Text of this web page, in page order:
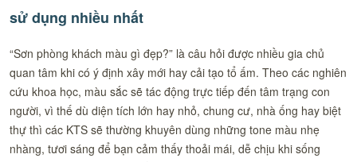
sử dụng nhiều nhất
“Sơn phòng khách màu gì đẹp?” là câu hỏi được nhiều gia chủ
quan tâm khi có ý định xây mới hay cải tạo tổ ấm. Theo các nghiên
cứu khoa học, màu sắc sẽ tác động trực tiếp đến tâm trạng con
người, vì thế dù diện tích lớn hay nhỏ, chung cư, nhà ống hay biệt
thự thì các KTS sẽ thường khuyên dùng những tone màu nhẹ
nhàng, tươi sáng để bạn cảm thấy thoải mái, dễ chịu khi sống